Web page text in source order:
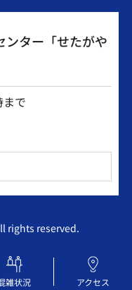
雑状況 アクセス
ンター「せたがや
で
rights reserved.